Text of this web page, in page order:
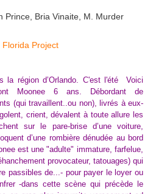
Prince, Bria Vinaite, M. Murder
la région d’Orlando. C'est l'été Voici
Moonee 6 ans. Débordant de
(qui travaillent..ou non), livrés à eux-
crient, dévalent à toute allure les
ent sur le pare-brise d’une voiture,
entd’une rombière dénudée au bord
est une "adulte" immature,farfelue,
provocateur, tatouages) qui
passibles de...- pourpayer le loyer ou
-dans cette scène qui précède le